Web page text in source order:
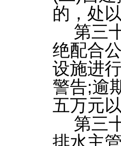
的，处
第三
绝配合
设施进
警告;逾
五万元
第三
排水主